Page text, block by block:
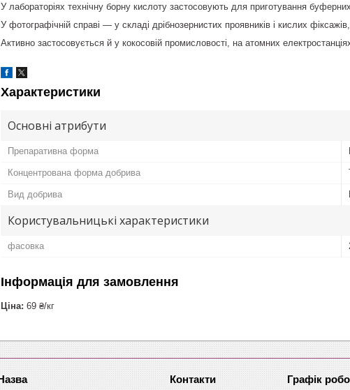
У лабораторіях технічну борну кислоту застосовують для приготування буферних
У фотографічній справі — у складі дрібнозернистих проявників і кислих
Активно застосовується й у кокосовій промисловості, на атомних
Характеристики
Основні атрибути
Препаративна форма
Концентрована форма добрива
Вид добрива
Користувальницькі характеристики
фасовка
Інформація для замовлення
Ціна: 69 ₴/кг
Графік